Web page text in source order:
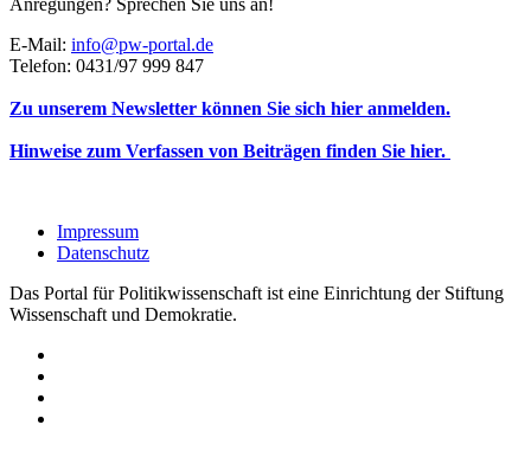
E-Mail: info@pw-portal.de
Telefon: 0431/97 999 847
Zu unserem Newsletter können Sie sich hier anmelden.
Hinweise zum Verfassen von Beiträgen finden Sie hier.
Impressum
Datenschutz
Das Portal für Politikwissenschaft ist eine Einrichtung der Stiftung
Wissenschaft und Demokratie.